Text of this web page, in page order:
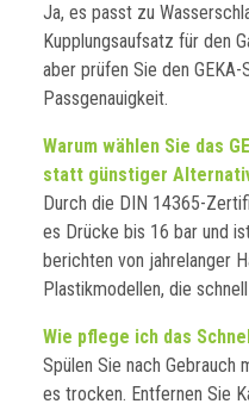
Ja, es passt zu
Kupplungsaufsatz für den
aber prüfen Sie den
Passgenauigkeit.
Warum wählen Sie das
statt günstiger
Durch die DIN 14365-
es Drücke bis 16 bar und
berichten von jahrelanger
Plastikmodellen, die
Wie pflege ich das
Spülen Sie nach Gebrauch
es trocken. Entfernen Sie